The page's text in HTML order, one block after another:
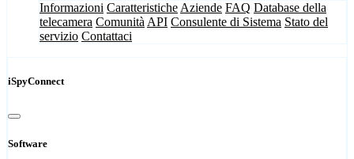
Informazioni Caratteristiche Aziende FAQ Database della
telecamera Comunità API Consulente di Sistema Stato del
servizio Contattaci
iSpyConnect
Software